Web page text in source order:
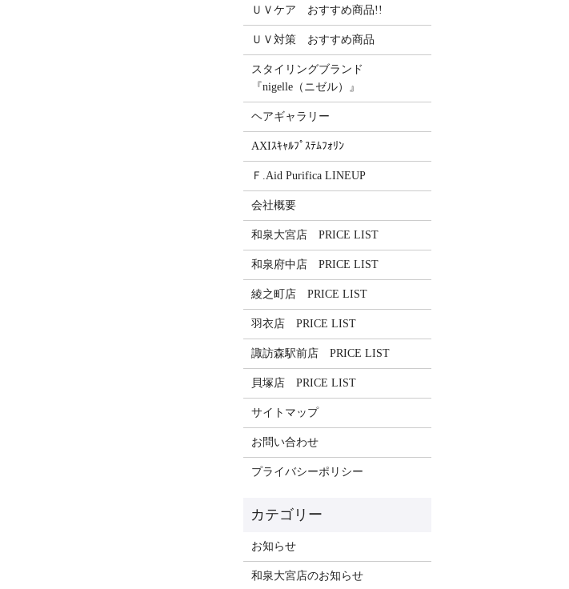
ＵＶケア おすすめ商品!!
ＵＶ対策 おすすめ商品
スタイリングブランド
『nigelle（ニゼル）』
ヘアギャラリー
AXIｽｷｬﾙﾌﾟｽﾃﾑﾌｫﾘﾝ
Ｆ.Aid Purifica LINEUP
会社概要
和泉大宮店 PRICE LIST
和泉府中店 PRICE LIST
綾之町店 PRICE LIST
羽衣店 PRICE LIST
諏訪森駅前店 PRICE LIST
貝塚店 PRICE LIST
サイトマップ
お問い合わせ
プライバシーポリシー
お知らせ
和泉大宮店のお知らせ